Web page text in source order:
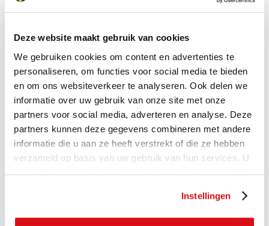
Deze website maakt gebruik van cookies
We gebruiken cookies om content en advertenties te
personaliseren, om functies voor social media te bieden
en om ons websiteverkeer te analyseren. Ook delen we
informatie over uw gebruik van onze site met onze
partners voor social media, adverteren en analyse. Deze
partners kunnen deze gegevens combineren met andere
informatie die u aan ze heeft verstrekt of die ze hebben
verzameld op basis van uw gebruik van hun services. U
gaat akkoord met onze cookies als u onze website blijft
Instellingen